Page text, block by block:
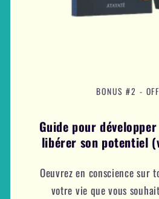
BONUS #2 -
Guide pour
libérer son potentiel
Oeuvrez en conscience sur
votre vie que vous